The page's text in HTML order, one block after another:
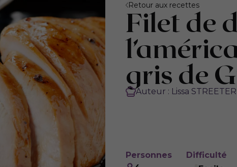
Retour aux recettes
Filet de
gris de
Auteur : Lissa
Personnes
Difficulté